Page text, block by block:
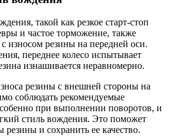
такой как резкое старт-стоп
и частое торможение, также
износом резины на передней оси.
переднее колесо испытывает
изнашивается неравномерно.
резины с внешней стороны на
соблюдать рекомендуемые
при выполнении поворотов, и
стиль вождения. Это поможет
и сохранить ее качество.